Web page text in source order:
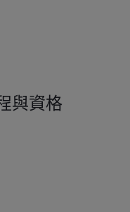
與資格